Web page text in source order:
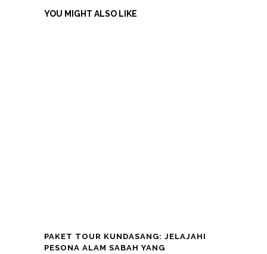
YOU MIGHT ALSO LIKE
PAKET TOUR KUNDASANG: JELAJAHI
PESONA ALAM SABAH YANG